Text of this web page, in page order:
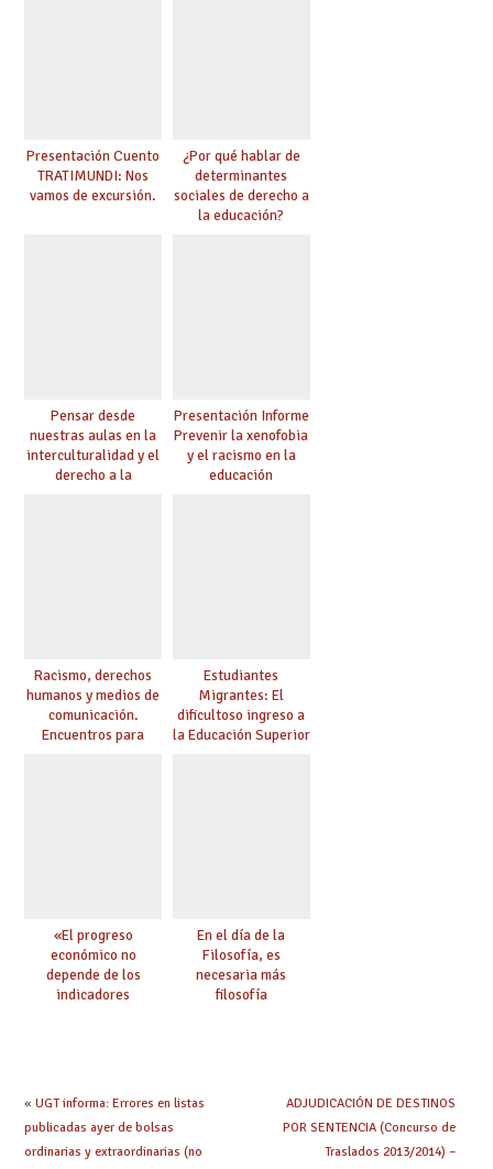
Presentación Cuento
TRATIMUNDI: Nos
vamos de excursión.
¿Por qué hablar de
determinantes
sociales de derecho a
la educación?
Pensar desde
nuestras aulas en la
interculturalidad y el
derecho a la
Presentación Informe
Prevenir la xenofobia
y el racismo en la
educación
Racismo, derechos
humanos y medios de
comunicación.
Encuentros para
Estudiantes
Migrantes: El
dificultoso ingreso a
la Educación Superior
«El progreso
económico no
depende de los
indicadores
En el día de la
Filosofía, es
necesaria más
filosofía
« UGT informa: Errores en listas
publicadas ayer de bolsas
ordinarias y extraordinarias (no
ADJUDICACIÓN DE DESTINOS
POR SENTENCIA (Concurso de
Traslados 2013/2014) –